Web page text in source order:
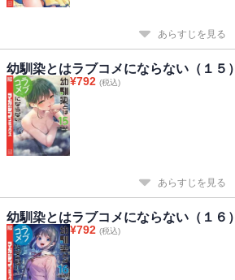
あらすじを見る
幼馴染とはラブコメにならない（１５）
¥792 (税込)
あらすじを見る
幼馴染とはラブコメにならない（１６）
¥792 (税込)